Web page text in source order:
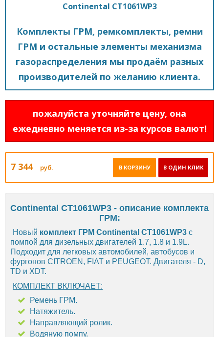
Continental CT1061WP3
Комплекты ГРМ, ремкомплекты, ремни
ГРМ и остальные элементы механизма
газораспределения мы продаём разных
производителей по желанию клиента.
пожалуйста уточняйте цену, она
ежедневно меняется из-за курсов валют!
7 344 руб. В ОДИН КЛИК
В КОРЗИНУ
Continental CT1061WP3 - описание комплекта
ГРМ:
Новый комплект ГРМ Continental CT1061WP3 с
помпой для дизельных двигателей 1.7, 1.8 и 1.9L.
Подходит для легковых автомобилей, автобусов и
фургонов CITROEN, FIAT и PEUGEOT. Двигателя - D,
TD и XDT.
КОМПЛЕКТ ВКЛЮЧАЕТ:
Ремень ГРМ.
Натяжитель.
Направляющий ролик.
Водяную помпу.